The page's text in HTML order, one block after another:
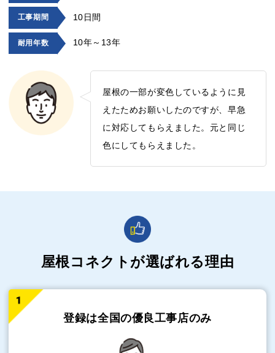
工事期間 10日間
耐用年数 10年～13年
屋根の一部が変色しているように見
えたためお願いしたのですが、早急
に対応してもらえました。元と同じ
色にしてもらえました。
屋根コネクトが選ばれる理由
登録は全国の優良工事店のみ